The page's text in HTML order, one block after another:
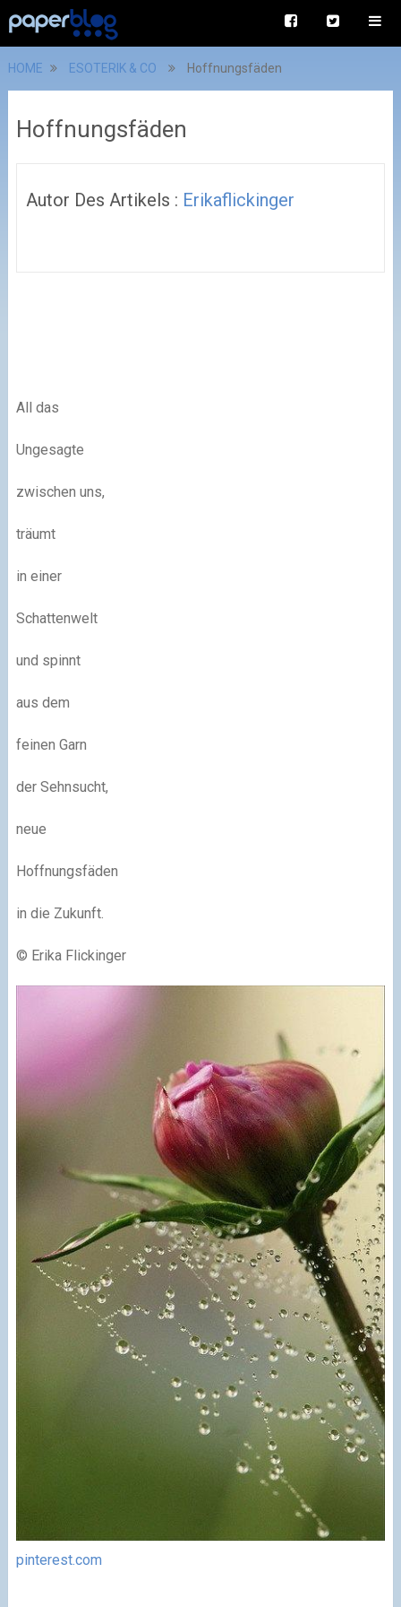
HOME ESOTERIK & CO Hoffnungsfäden
Hoffnungsfäden
Autor Des Artikels : Erikaflickinger
All das
Ungesagte
zwischen uns,
träumt
in einer
Schattenwelt
und spinnt
aus dem
feinen Garn
der Sehnsucht,
neue
Hoffnungsfäden
in die Zukunft.
© Erika Flickinger
pinterest.com